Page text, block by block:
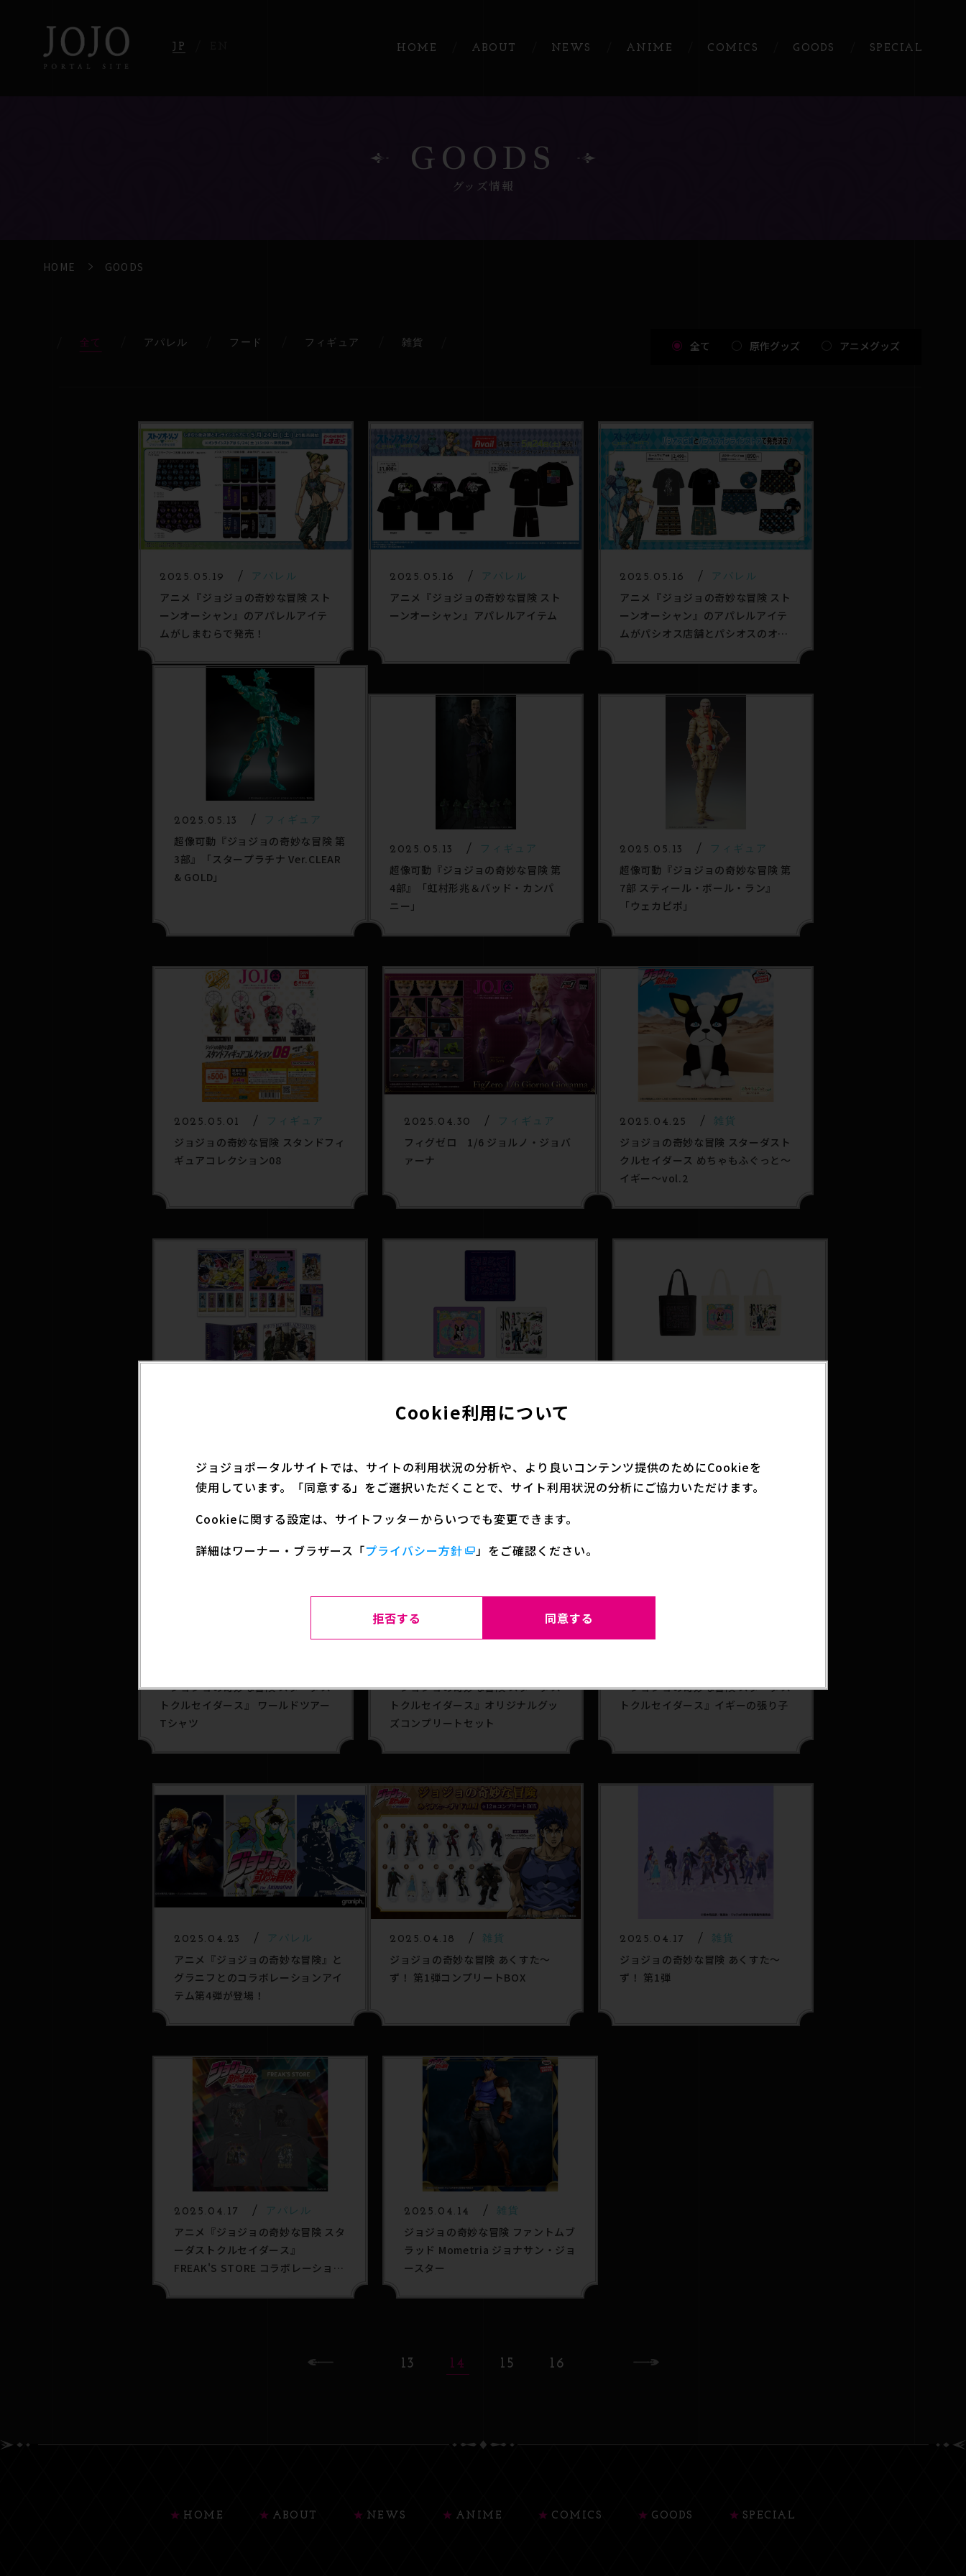
JP HOME ABOUT NEWS ANIME COMICS GOODS SPECIAL
GOODS
グッズ情報
HOME GOODS
全て アパレル フード フィギュア 雑貨 全て 原作グッズ アニメグッズ
2025.05.19 アパレル
アニメ『ジョジョの奇妙な冒険 スト
ーンオーシャン』のアパレルアイテ
ムがしまむらで発売！
2025.05.16 アパレル
アニメ『ジョジョの奇妙な冒険 スト
ーンオーシャン』アパレルアイテム
2025.05.16 アパレル
アニメ『ジョジョの奇妙な冒険 スト
ーンオーシャン』のアパレルアイテ
ムがパシオス店舗とパシオスのオン
2025.05.13 フィギュア
超像可動『ジョジョの奇妙な冒険 第
3部』「スタープラチナ Ver.CLEAR
& GOLD」
2025.05.13 フィギュア
超像可動『ジョジョの奇妙な冒険 第
4部』「虹村形兆＆バッド・カンパ
ニー」
2025.05.13 フィギュア
超像可動『ジョジョの奇妙な冒険 第
7部 スティール・ボール・ラン』
「ウェカピポ」
2025.05.01 フィギュア
ジョジョの奇妙な冒険 スタンドフィ
ギュアコレクション08
2025.04.30 フィギュア
フィグゼロ 1/6 ジョルノ・ジョバ
ァーナ
2025.04.25 雑貨
ジョジョの奇妙な冒険 スターダスト
クルセイダース めちゃもふぐっと～
イギー～vol.2
『ジョジョの奇妙な冒険 スターダス
『ジョジョの奇妙な冒険 スターダス
トクルセイダース』 ワールドツアー
Tシャツ
『ジョジョの奇妙な冒険 スターダス
トクルセイダース』オリジナルグッ
ズコンプリートセット
『ジョジョの奇妙な冒険 スターダス
トクルセイダース』イギーの張り子
2025.04.23 アパレル
アニメ『ジョジョの奇妙な冒険』と
グラニフとのコラボレーションアイ
テム第4弾が登場！
2025.04.18 雑貨
ジョジョの奇妙な冒険 あくすた～
ず！ 第1弾コンプリートBOX
2025.04.17 雑貨
ジョジョの奇妙な冒険 あくすた～
ず！ 第1弾
2025.04.17 アパレル
アニメ『ジョジョの奇妙な冒険 スタ
ーダストクルセイダース』
FREAK'S STORE コラボレーション
2025.04.14 雑貨
ジョジョの奇妙な冒険 ファントムブ
ラッド Mometria ジョナサン・ジョ
ースター
13 14 15 16
HOME ABOUT NEWS ANIME COMICS GOODS SPECIAL
Cookie利用について
ジョジョポータルサイトでは、サイトの利用状況の分析や、より良いコンテンツ提供のためにCookieを
使用しています。「同意する」をご選択いただくことで、サイト利用状況の分析にご協力いただけます。
Cookieに関する設定は、サイトフッターからいつでも変更できます。
詳細はワーナー・ブラザース 「プライバシー方針 」をご確認ください。
拒否する 同意する